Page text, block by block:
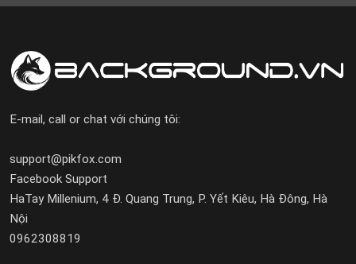
E-mail, call or chat với chúng tôi:
support@pikfox.com
Facebook Support
HaTay Millenium, 4 Đ. Quang Trung, P. Yết Kiêu, Hà Đông, Hà
Nội
0962308819